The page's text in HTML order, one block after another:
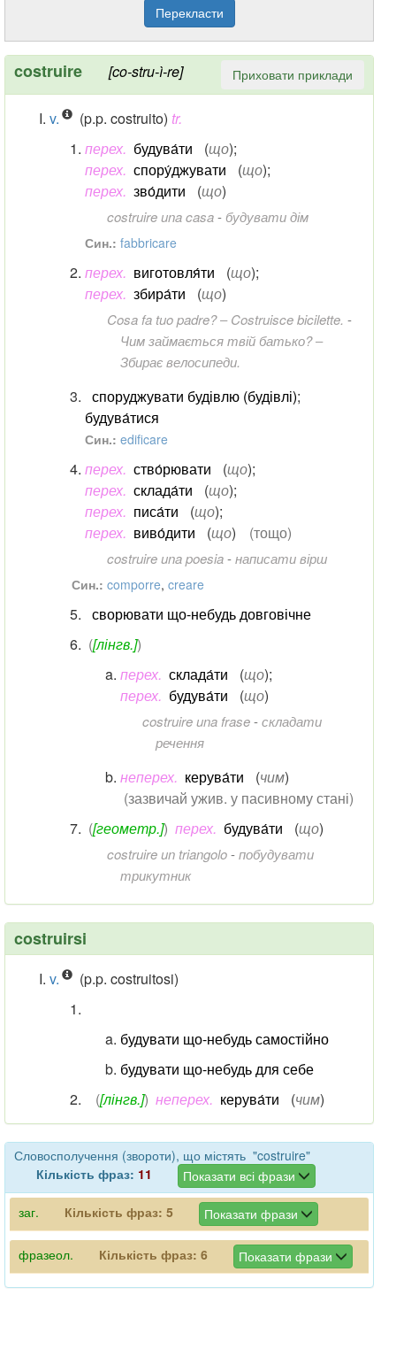
costruire [co-stru-ì-re] Приховати приклади
v. (p.p. costruito) tr.
перех. будува́ти (що);
перех. спору́джувати (що);
перех. зво́дити (що)
costruire una casa- будувати дім
Син.: fabbricare
перех. виготовля́ти (що);
перех. збира́ти (що)
Cosa fa tuo padre? ‒ Costruisce bicilette. -
Чим займається твій батько? ‒
Збирає велосипеди.
споруджувати будівлю (будівлі);
будува́тися
Син.: edificare
перех. ство́рювати (що);
перех. склада́ти (що);
перех. писа́ти (що);
перех. виво́дити (що) (тощо)
costruire una poesia-написати вірш
Син.: comporre, creare
сворювати що-небудь довговічне
([лінгв.])
перех. склада́ти (що);
перех. будува́ти (що)
costruire una frase-складати
речення
неперех. керува́ти (чим)
(зазвичай ужив. у пасивному стані)
([геометр.]) перех. будува́ти (що)
costruire un triangolo-побудувати
трикутник
costruirsi
v. (p.p. costruitosi)
будувати що-небудь самостійно
будувати що-небудь для себе
([лінгв.]) неперех. керува́ти (чим)
Словосполучення (звороти), що містять "costruire"
Кількість фраз: 11 Показати всі фрази
заг. Кількість фраз: 5 Показати фрази
фразеол. Кількість фраз: 6 Показати фрази